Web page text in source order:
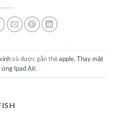
và được gắn thẻapple, Thay mặt
ứng Ipad Air.